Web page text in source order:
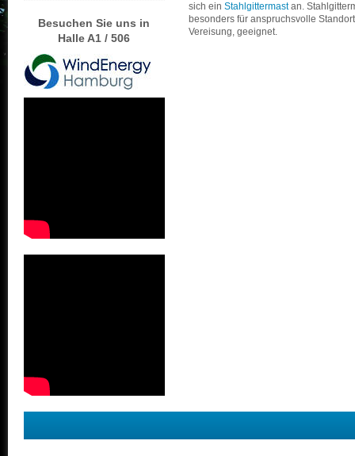
Besuchen Sie uns in
Halle A1 / 506
sich ein Stahlgittermastan.
besonders für anspruchsvolle
Vereisung, geeignet.